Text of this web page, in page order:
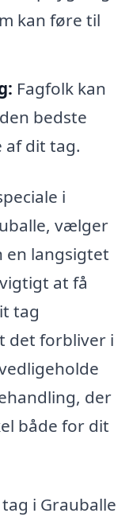
kan føre til
Fagfolk kan
bedste
af dit tag.
i
vælger
en langsigtet
at få
tag
det forbliver i
der
både for dit
i Grauballe